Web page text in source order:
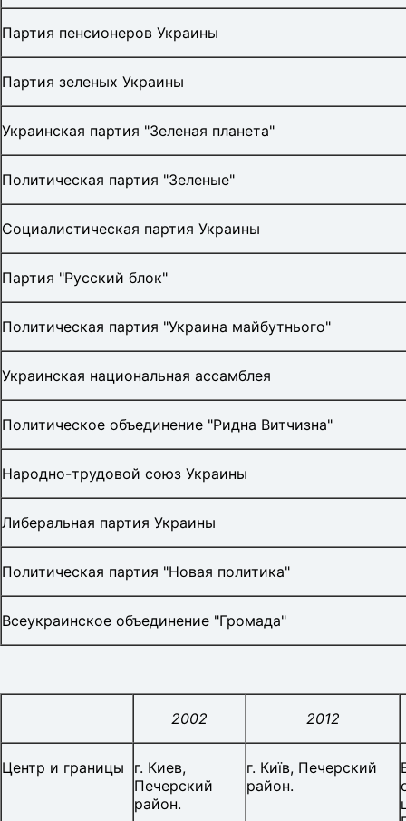
Партия пенсионеров Украины
Партия зеленых Украины
Украинская партия "Зеленая планета"
Политическая партия "Зеленые"
Социалистическая партия Украины
Партия "Русский блок"
Политическая партия "Украина майбутнього"
Украинская национальная ассамблея
Политическое объединение "Ридна Витчизна"
Народно-трудовой союз Украины
Либеральная партия Украины
Политическая партия "Новая политика"
Всеукраинское объединение "Громада"
2002 2012
Центр и границы
г. Киев,
Печерский
район.
г. Київ, Печерский
район.